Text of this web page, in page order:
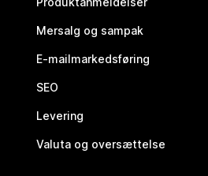
Mersalg og sampak
E-mailmarkedsføring
SEO
Levering
Valuta og oversættelse